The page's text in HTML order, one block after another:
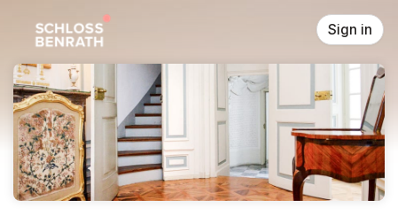
Sign in